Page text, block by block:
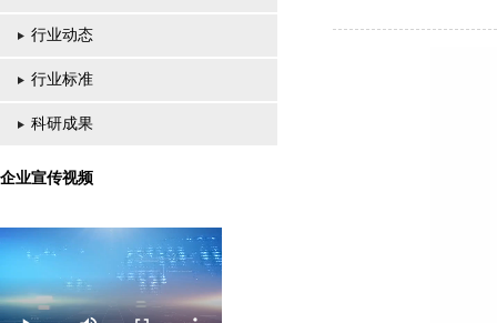
行业动态
行业标准
科研成果
企业宣传视频